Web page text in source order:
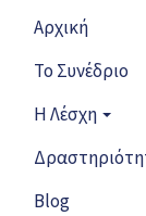
Αρχική
Το Συνέδριο
Η Λέσχη
Blog